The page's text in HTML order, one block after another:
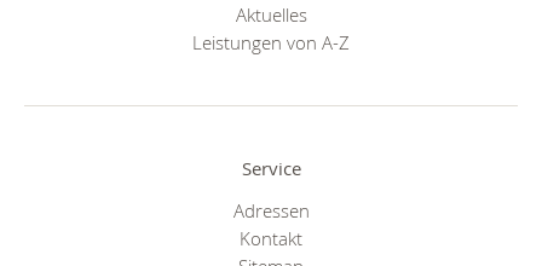
Aktuelles
Leistungen von A-Z
Service
Adressen
Kontakt